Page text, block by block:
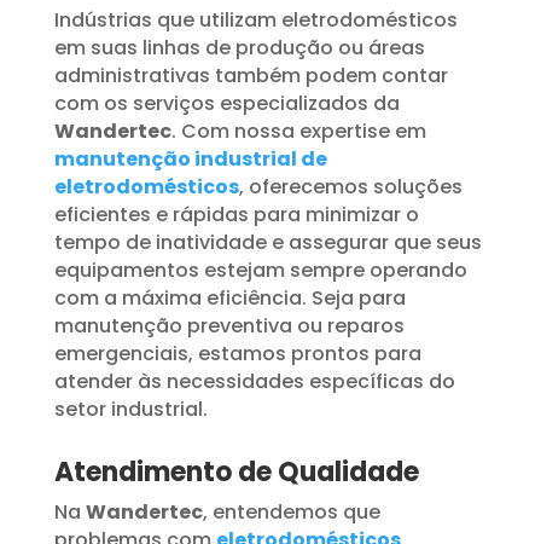
Indústrias que utilizam eletrodomésticos
em suas linhas de produção ou áreas
administrativas também podem contar
com os serviços especializados da
Wandertec. Com nossa expertise em
manutenção industrial de
eletrodomésticos, oferecemos soluções
eficientes e rápidas para minimizar o
tempo de inatividade e assegurar que seus
equipamentos estejam sempre operando
com a máxima eficiência. Seja para
manutenção preventiva ou reparos
emergenciais, estamos prontos para
atender às necessidades específicas do
setor industrial.
Atendimento de Qualidade
Na Wandertec, entendemos que